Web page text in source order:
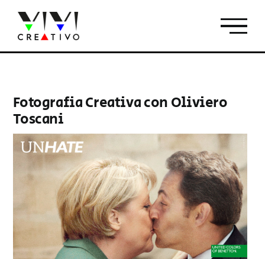
contenuto
Fotografia Creativa con Oliviero
Toscani